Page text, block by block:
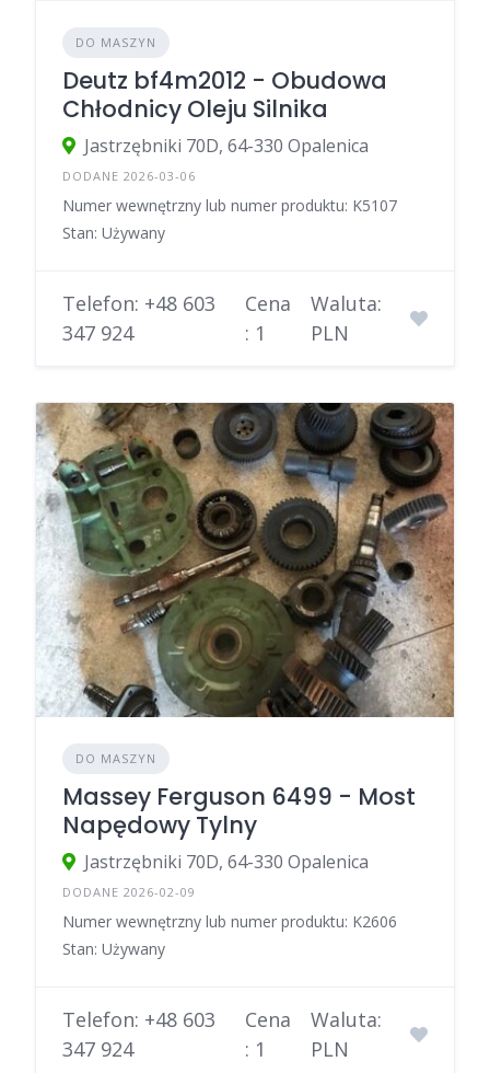
DO MASZYN
Deutz bf4m2012 - Obudowa
Chłodnicy Oleju Silnika
Jastrzębniki 70D, 64-330 Opalenica
DODANE 2026-03-06
Numer wewnętrzny lub numer produktu: K5107
Stan: Używany
Telefon: +48 603
347 924
Cena
: 1
Waluta:
PLN
DO MASZYN
Massey Ferguson 6499 - Most
Napędowy Tylny
Jastrzębniki 70D, 64-330 Opalenica
DODANE 2026-02-09
Numer wewnętrzny lub numer produktu: K2606
Stan: Używany
Telefon: +48 603
347 924
Cena
: 1
Waluta:
PLN